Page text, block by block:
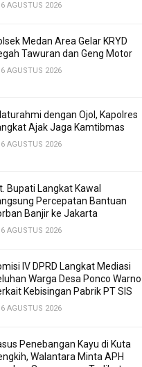
6 AGUSTUS 2026
Medan Area Gelar KRYD
Tawuran dan Geng Motor
6 AGUSTUS 2026
dengan Ojol, Kapolres
Ajak Jaga Kamtibmas
6 AGUSTUS 2026
Bupati Langkat Kawal
Percepatan Bantuan
Banjir ke Jakarta
6 AGUSTUS 2026
IV DPRD Langkat Mediasi
Warga Desa Ponco Warno
Kebisingan Pabrik PT SIS
6 AGUSTUS 2026
Penebangan Kayu di Kuta
Walantara Minta APH